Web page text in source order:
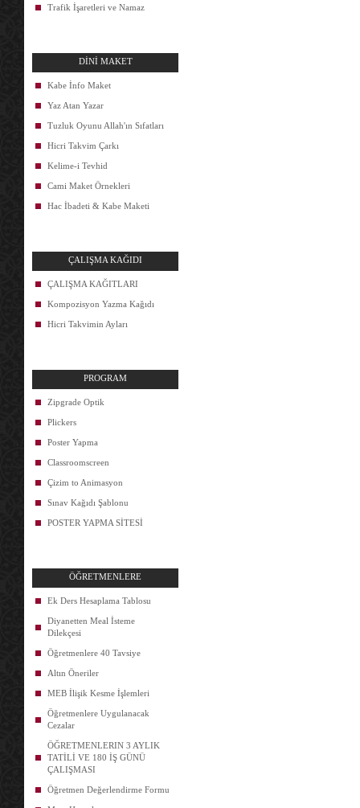
Trafik İşaretleri ve Namaz
DİNİ MAKET
Kabe İnfo Maket
Yaz Atan Yazar
Tuzluk Oyunu Allah'ın Sıfatları
Hicri Takvim Çarkı
Kelime-i Tevhid
Cami Maket Örnekleri
Hac İbadeti & Kabe Maketi
ÇALIŞMA KAĞIDI
ÇALIŞMA KAĞITLARI
Kompozisyon Yazma Kağıdı
Hicri Takvimin Ayları
PROGRAM
Zipgrade Optik
Plickers
Poster Yapma
Classroomscreen
Çizim to Animasyon
Sınav Kağıdı Şablonu
POSTER YAPMA SİTESİ
ÖĞRETMENLERE
Ek Ders Hesaplama Tablosu
Diyanetten Meal İsteme
Dilekçesi
Öğretmenlere 40 Tavsiye
Altın Öneriler
MEB İlişik Kesme İşlemleri
Öğretmenlere Uygulanacak
Cezalar
ÖĞRETMENLERIN 3 AYLIK
TATİLİ VE 180 İŞ GÜNÜ
ÇALIŞMASI
Öğretmen Değerlendirme Formu